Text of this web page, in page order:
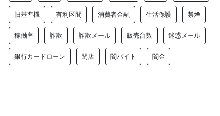
旧基準機 有利区間 消費者金融 生活保護 禁煙
稼働率 詐欺 詐欺メール 販売台数 迷惑メール
銀行カードローン 閉店 闇バイト 闇金